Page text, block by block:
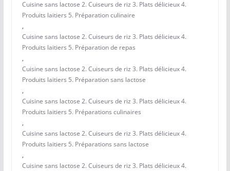
Cuisine sans lactose 2. Cuiseurs de riz 3. Plats délicieux 4.
Produits laitiers 5. Préparation culinaire
,
Cuisine sans lactose 2. Cuiseurs de riz 3. Plats délicieux 4.
Produits laitiers 5. Préparation de repas
,
Cuisine sans lactose 2. Cuiseurs de riz 3. Plats délicieux 4.
Produits laitiers 5. Préparation sans lactose
,
Cuisine sans lactose 2. Cuiseurs de riz 3. Plats délicieux 4.
Produits laitiers 5. Préparations culinaires
,
Cuisine sans lactose 2. Cuiseurs de riz 3. Plats délicieux 4.
Produits laitiers 5. Préparations sans lactose
,
Cuisine sans lactose 2. Cuiseurs de riz 3. Plats délicieux 4.